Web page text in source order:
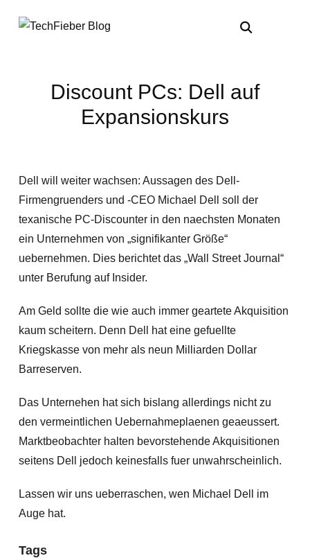
Discount PCs: Dell auf
Expansionskurs
Dell will weiter wachsen: Aussagen des Dell-
Firmengruenders und -CEO Michael Dell soll der
texanische PC-Discounter in den naechsten Monaten
ein Unternehmen von „signifikanter Größe“
uebernehmen. Dies berichtet das „Wall Street Journal“
unter Berufung auf Insider.
Am Geld sollte die wie auch immer geartete Akquisition
kaum scheitern. Denn Dell hat eine gefuellte
Kriegskasse von mehr als neun Milliarden Dollar
Barreserven.
Das Unternehen hat sich bislang allerdings nicht zu
den vermeintlichen Uebernahmeplaenen geaeussert.
Marktbeobachter halten bevorstehende Akquisitionen
seitens Dell jedoch keinesfalls fuer unwahrscheinlich.
Lassen wir uns ueberraschen, wen Michael Dell im
Auge hat.
Tags